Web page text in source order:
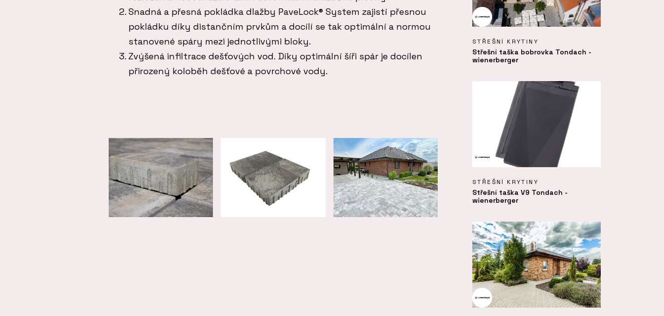
Snadná a přesná pokládka dlažby PaveLock® System zajistí přesnou
pokládku díky distančním prvkům a docílí se tak optimální a normou
stanovené spáry mezi jednotlivými bloky.
Zvýšená infiltrace dešťových vod. Díky optimální šíři spár je docílen
přirozený koloběh dešťové a povrchové vody.
STŘEŠNÍ KRYTINY
Střešní taška bobrovka Tondach -
wienerberger
STŘEŠNÍ KRYTINY
Střešní taška V9 Tondach -
wienerberger